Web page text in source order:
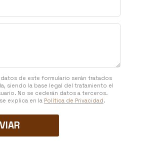
de este formulario serán tratados
siendo la base legal del tratamiento el
No se cederán datos a terceros.
explica en la Política de Privacidad.